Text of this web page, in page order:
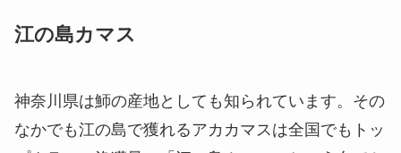
江の島カマス
神奈川県は魳の産地としても知られています。その
なかでも江の島で獲れるアカカマスは全国でもトッ